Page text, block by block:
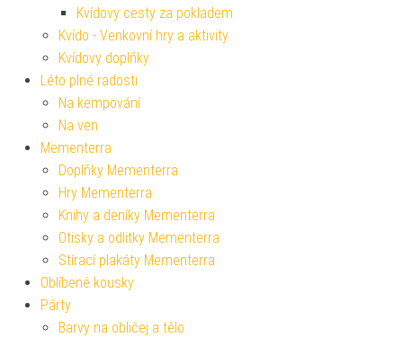
Kvídovy cesty za pokladem
Kvído - Venkovní hry a aktivity
Kvídovy doplňky
Léto plné radosti
Na kempování
Na ven
Mementerra
Doplňky Mementerra
Hry Mementerra
Knihy a deníky Mementerra
Otisky a odlitky Mementerra
Stírací plakáty Mementerra
Oblíbené kousky
Párty
Barvy na obličej a tělo